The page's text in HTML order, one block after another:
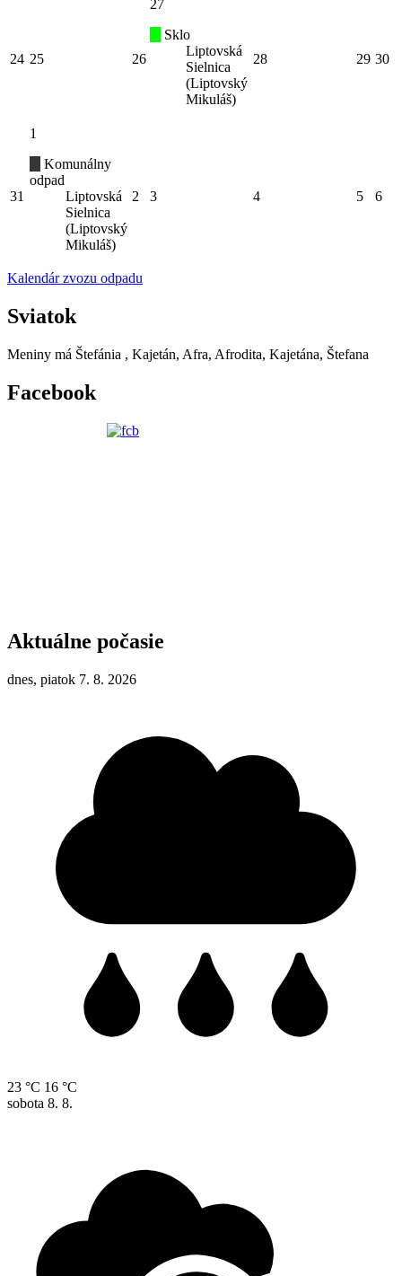
24 25 26
27
Sklo
Liptovská
Sielnica
(Liptovský
Mikuláš)
28 29 30
31
1
Komunálny
odpad
Liptovská
Sielnica
(Liptovský
Mikuláš)
2 3 4 5 6
Kalendár zvozu odpadu
Sviatok
Meniny má Štefánia , Kajetán, Afra, Afrodita, Kajetána, Štefana
Facebook
Aktuálne počasie
dnes, piatok 7. 8. 2026
23 °C 16 °C
sobota 8. 8.